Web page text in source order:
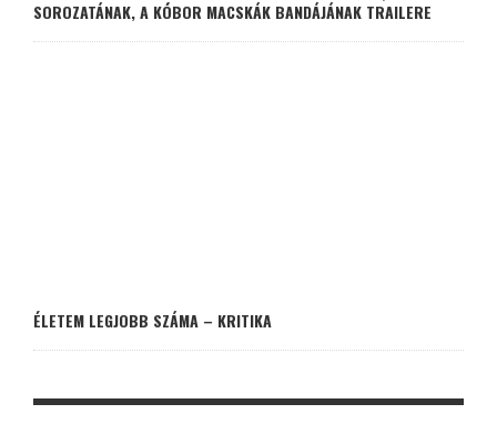
SOROZATÁNAK, A KÓBOR MACSKÁK BANDÁJÁNAK TRAILERE
ÉLETEM LEGJOBB SZÁMA – KRITIKA